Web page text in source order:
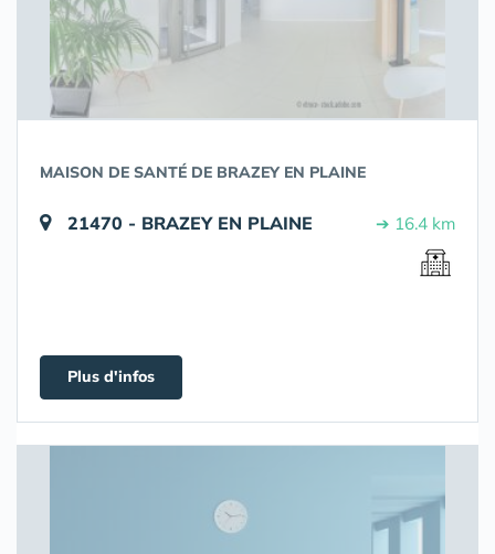
MAISON DE SANTÉ DE BRAZEY EN PLAINE
21470 - BRAZEY EN PLAINE ➔ 16.4 km
Plus d'infos